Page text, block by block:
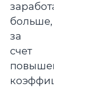
заработать
больше,
за
счет
повышенного
коэффициента.